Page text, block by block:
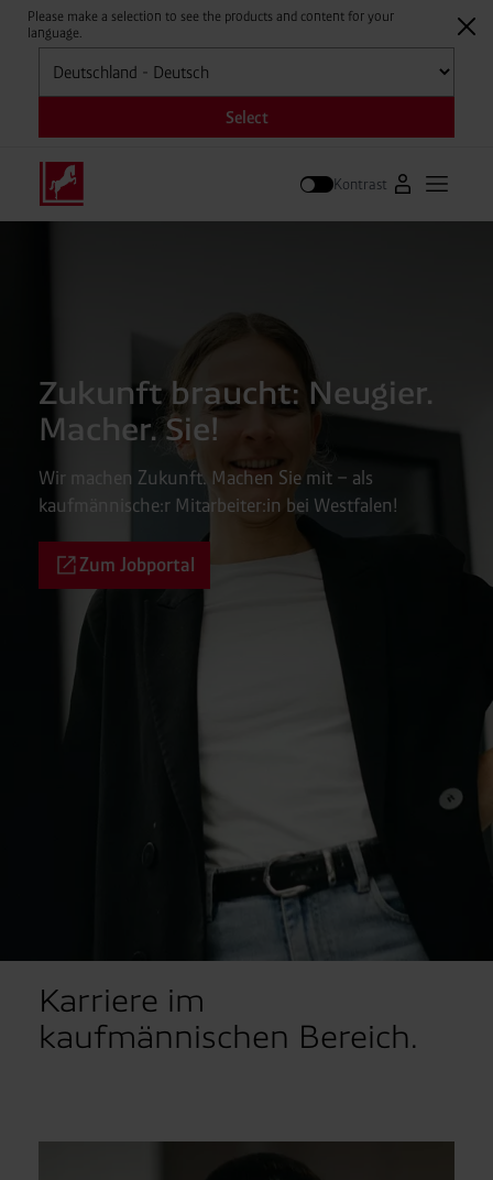
Please make a selection to see the products and content for your
language.
Auswählen
Select
Kontrast Zum
Zukunft braucht: Neugier.
Macher. Sie!
Wir machen Zukunft. Machen Sie mit – als
kaufmännische:r Mitarbeiter:in bei Westfalen!
Zum Jobportal
Karriere im
kaufmännischen Bereich.